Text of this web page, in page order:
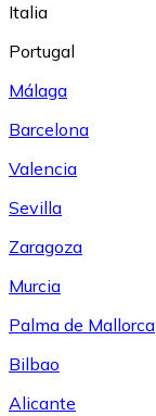
Italia
Portugal
Málaga
Barcelona
Valencia
Sevilla
Zaragoza
Murcia
Palma de Mallorca
Bilbao
Alicante